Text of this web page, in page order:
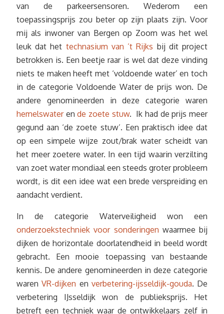
van de parkeersensoren. Wederom een
toepassingsprijs zou beter op zijn plaats zijn. Voor
mij als inwoner van Bergen op Zoom was het wel
leuk dat het technasium van ’t Rijks bij dit project
betrokken is. Een beetje raar is wel dat deze vinding
niets te maken heeft met ‘voldoende water’ en toch
in de categorie Voldoende Water de prijs won. De
andere genomineerden in deze categorie waren
hemelswaterende zoete stuw. Ik had de prijs meer
gegund aan ‘de zoete stuw’. Een praktisch idee dat
op een simpele wijze zout/brak water scheidt van
het meer zoetere water. In een tijd waarin verzilting
van zoet water mondiaal een steeds groter probleem
wordt, is dit een idee wat een brede verspreiding en
aandacht verdient.
In de categorie Waterveiligheid won een
onderzoekstechniek voor sonderingen waarmee bij
dijken de horizontale doorlatendheid in beeld wordt
gebracht. Een mooie toepassing van bestaande
kennis. De andere genomineerden in deze categorie
warenVR-dijken en verbetering-ijsseldijk-gouda. De
verbetering IJsseldijk won de publieksprijs. Het
betreft een techniek waar de ontwikkelaars zelf in